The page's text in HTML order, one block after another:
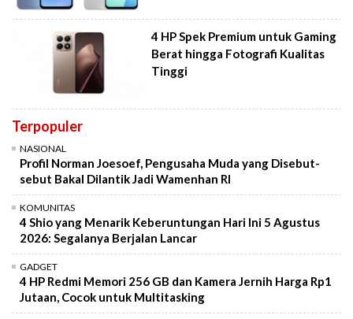
4 HP Spek Premium untuk Gaming
Berat hingga Fotografi Kualitas
Tinggi
Terpopuler
NASIONAL
Profil Norman Joesoef, Pengusaha Muda yang Disebut-
sebut Bakal Dilantik Jadi Wamenhan RI
KOMUNITAS
4 Shio yang Menarik Keberuntungan Hari Ini 5 Agustus
2026: Segalanya Berjalan Lancar
GADGET
4 HP Redmi Memori 256 GB dan Kamera Jernih Harga Rp1
Jutaan, Cocok untuk Multitasking